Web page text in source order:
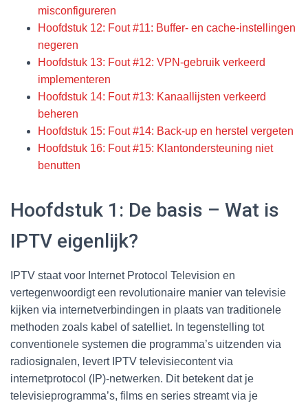
misconfigureren
Hoofdstuk 12: Fout #11: Buffer- en cache-instellingen
negeren
Hoofdstuk 13: Fout #12: VPN-gebruik verkeerd
implementeren
Hoofdstuk 14: Fout #13: Kanaallijsten verkeerd
beheren
Hoofdstuk 15: Fout #14: Back-up en herstel vergeten
Hoofdstuk 16: Fout #15: Klantondersteuning niet
benutten
Hoofdstuk 1: De basis – Wat is
IPTV eigenlijk?
IPTV staat voor Internet Protocol Television en
vertegenwoordigt een revolutionaire manier van televisie
kijken via internetverbindingen in plaats van traditionele
methoden zoals kabel of satelliet. In tegenstelling tot
conventionele systemen die programma’s uitzenden via
radiosignalen, levert IPTV televisiecontent via
internetprotocol (IP)-netwerken. Dit betekent dat je
televisieprogramma’s, films en series streamt via je